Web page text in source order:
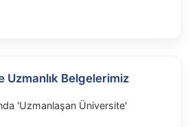
Uzmanlık Belgelerimiz
'Uzmanlaşan Üniversite'